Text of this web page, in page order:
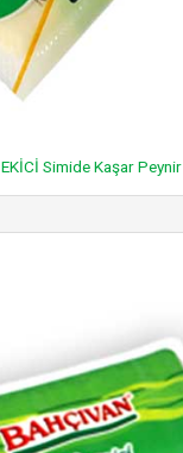
EKİCİ Simide Kaşar Peynir